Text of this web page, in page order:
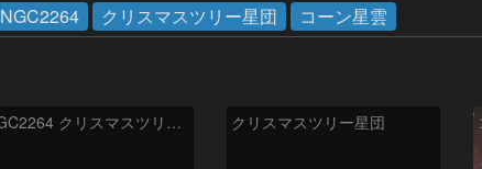
NGC2264 クリスマスツリー星団 コーン星雲
NGC2264 クリスマスツリー星団周辺 2026-4-2 クリスマスツリー星団